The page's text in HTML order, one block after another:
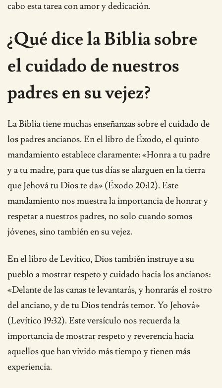
cabo esta tarea con amor y dedicación.
¿Qué dice la Biblia sobre
el cuidado de nuestros
padres en su vejez?
La Biblia tiene muchas enseñanzas sobre el cuidado de
los padres ancianos. En el libro de Éxodo, el quinto
mandamiento establece claramente: «Honra a tu padre
y a tu madre, para que tus días se alarguen en la tierra
que Jehová tu Dios te da» (Éxodo 20:12). Este
mandamiento nos muestra la importancia de honrar y
respetar a nuestros padres, no solo cuando somos
jóvenes, sino también en su vejez.
En el libro de Levítico, Dios también instruye a su
pueblo a mostrar respeto y cuidado hacia los ancianos:
«Delante de las canas te levantarás, y honrarás el rostro
del anciano, y de tu Dios tendrás temor. Yo Jehová»
(Levítico 19:32). Este versículo nos recuerda la
importancia de mostrar respeto y reverencia hacia
aquellos que han vivido más tiempo y tienen más
experiencia.